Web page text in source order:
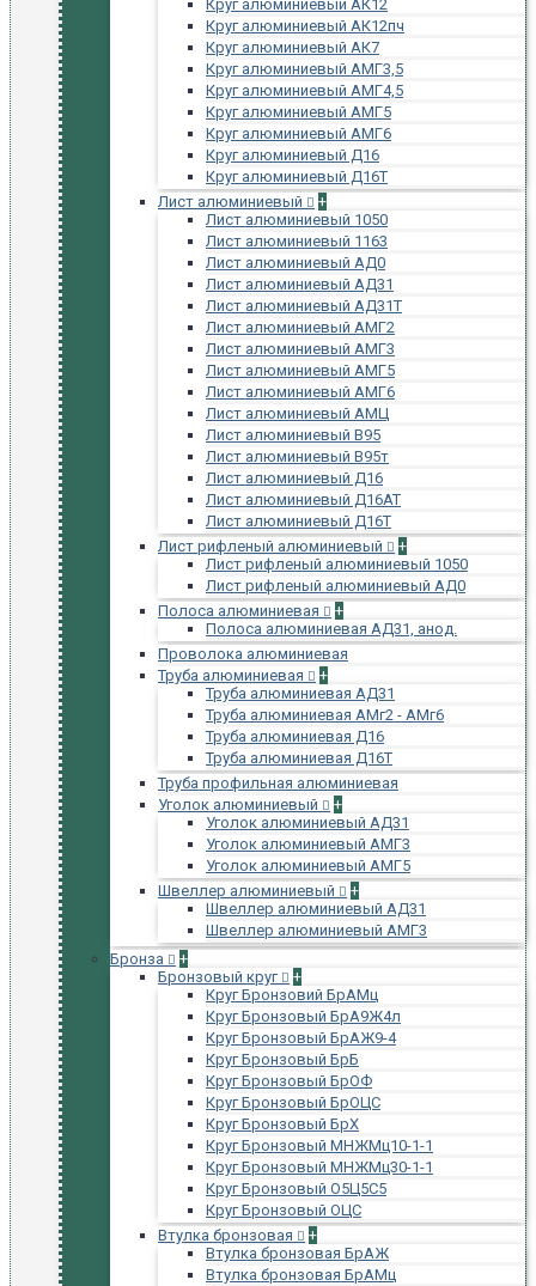
Круг алюминиевый АК12
Круг алюминиевый АК12пч
Круг алюминиевый АК7
Круг алюминиевый АМГ3,5
Круг алюминиевый АМГ4,5
Круг алюминиевый АМГ5
Круг алюминиевый АМГ6
Круг алюминиевый Д16
Круг алюминиевый Д16Т
Лист алюминиевый
+
Лист алюминиевый 1050
Лист алюминиевый 1163
Лист алюминиевый АД0
Лист алюминиевый АД31
Лист алюминиевый АД31Т
Лист алюминиевый АМГ2
Лист алюминиевый АМГ3
Лист алюминиевый АМГ5
Лист алюминиевый АМГ6
Лист алюминиевый АМЦ
Лист алюминиевый В95
Лист алюминиевый В95т
Лист алюминиевый Д16
Лист алюминиевый Д16АТ
Лист алюминиевый Д16Т
Лист рифленый алюминиевый
+
Лист рифленый алюминиевый 1050
Лист рифленый алюминиевый АД0
Полоса алюминиевая
+
Полоса алюминиевая АД31, анод.
Проволока алюминиевая
Труба алюминиевая
+
Труба алюминиевая АД31
Труба алюминиевая АМг2 - АМг6
Труба алюминиевая Д16
Труба алюминиевая Д16Т
Труба профильная алюминиевая
Уголок алюминиевый
+
Уголок алюминиевый АД31
Уголок алюминиевый АМГ3
Уголок алюминиевый АМГ5
Швеллер алюминиевый
+
Швеллер алюминиевый АД31
Швеллер алюминиевый АМГ3
Бронза
+
Бронзовый круг
+
Круг Бронзовий БрАМц
Круг Бронзовый БрА9Ж4л
Круг Бронзовый БрАЖ9-4
Круг Бронзовый БрБ
Круг Бронзовый БрОФ
Круг Бронзовый БрОЦС
Круг Бронзовый БрХ
Круг Бронзовый МНЖМц10-1-1
Круг Бронзовый МНЖМц30-1-1
Круг Бронзовый О5Ц5С5
Круг Бронзовый ОЦС
Втулка бронзовая
+
Втулка бронзовая БрАЖ
Втулка бронзовая БрАМц